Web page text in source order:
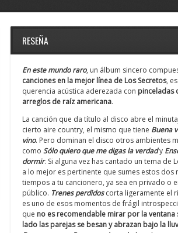
RESEÑA
En este mundo raro, un álbum sincero
canciones en la mejor línea de Los Secretos,
querencia acústica aderezada con pinceladas
arreglos de raíz americana.
La canción que da título al disco abre el
cierto aire country, el mismo que tiene Buena
vino. Pero dominan el disco otros ambientes
como Sólo quiero que me digas la verdady
dormir. Si alguna vez has cantado un tema de
a lo mejor es pertinente que sumes estos dos
tiempos a tu cancionero, ya sea en privado o
público. Trenes perdidoscorta ligeramente el
es uno de esos momentos de frágil
que no es recomendable mirar por la ventana
lado las parejas se besan y abrazan bajo la